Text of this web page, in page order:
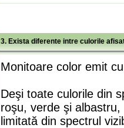
3. Exista diferente intre culorile
Monitoare color emit
Deşi toate culorile din
roşu, verde şi
limitată din spectrul